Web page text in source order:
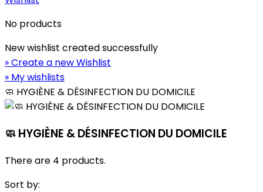
No products
New wishlist created successfully
» Create a new Wishlist
» My wishlists
🧼 HYGIÈNE & DÉSINFECTION DU DOMICILE
🧼 HYGIÈNE & DÉSINFECTION DU DOMICILE
There are 4 products.
Sort by: